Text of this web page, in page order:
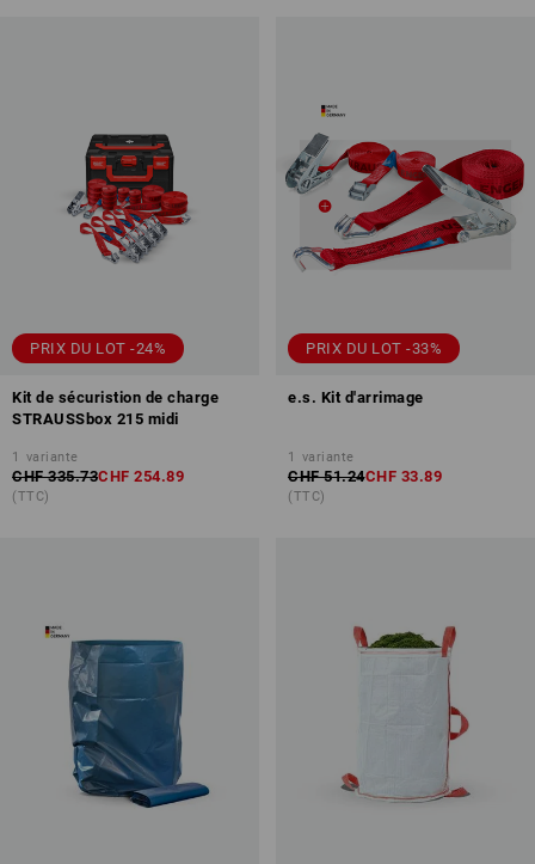
PRIX DU LOT -24%
Kit de sécuristion de charge
STRAUSSbox 215 midi
1 variante
CHF 335.73CHF 254.89
(TTC)
PRIX DU LOT -33%
e.s. Kit d'arrimage
1 variante
CHF 51.24CHF 33.89
(TTC)